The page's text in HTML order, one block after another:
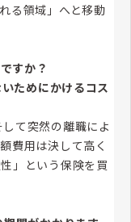
る領域」へと移動
すか？
ためにかけるコス
て突然の離職によ
費用は決して高く
」という保険を買